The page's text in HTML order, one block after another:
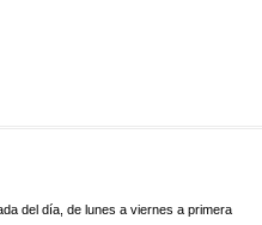
del día, de lunes a viernes a primera